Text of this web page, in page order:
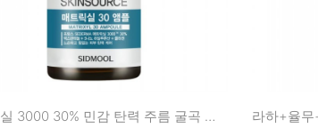
매트릭실 3000 30% 민감 탄력 주름 굴곡 케어!